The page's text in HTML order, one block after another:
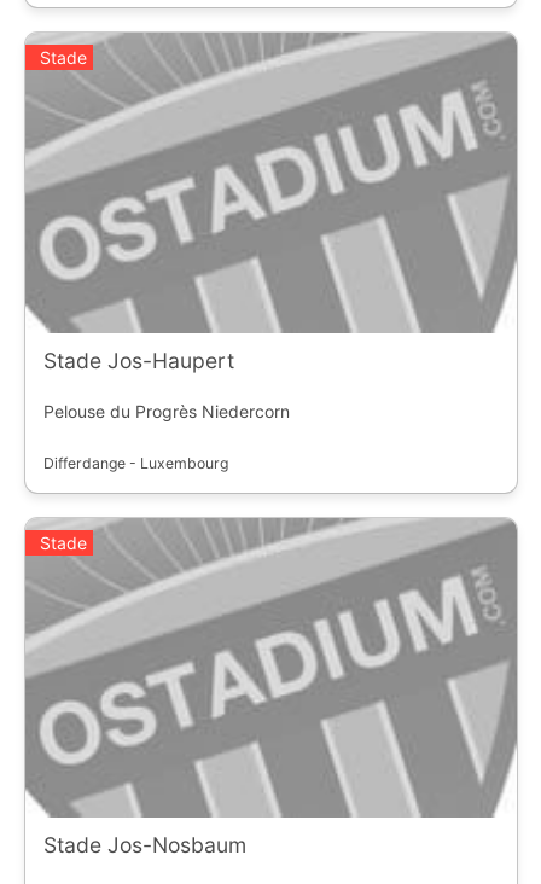
Stade
Stade Jos-Haupert
Pelouse du Progrès Niedercorn
Differdange - Luxembourg
Stade
Stade Jos-Nosbaum